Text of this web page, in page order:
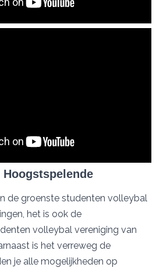
Hoogstspelende
de groenste studenten volleybal
het is ook de
volleybal vereniging van
is het verreweg de
je alle mogelijkheden op